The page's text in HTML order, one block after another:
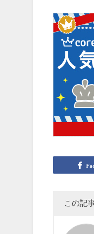
この記